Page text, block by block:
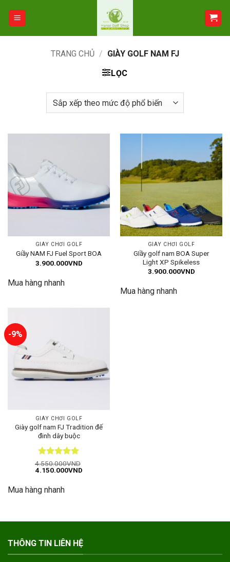
TRANG CHỦ / GIÀY GOLF NAM FJ
LỌC
GIÀY CHƠI GOLF
Giầy NAM FJ Fuel Sport BOA
3.900.000VND
Mua hàng nhanh
GIÀY CHƠI GOLF
GIầy golf nam BOA Super
Light XP Spikeless
3.900.000VND
Mua hàng nhanh
-9%
GIÀY CHƠI GOLF
Giày golf nam FJ Tradition đế
đinh dây buộc
Được xếp
hạng55
4.550.000VND
Giá
4.550.000VND.
4.150.000VNDGiá
Mua hàng nhanh
THÔNG TIN LIÊN HỆ